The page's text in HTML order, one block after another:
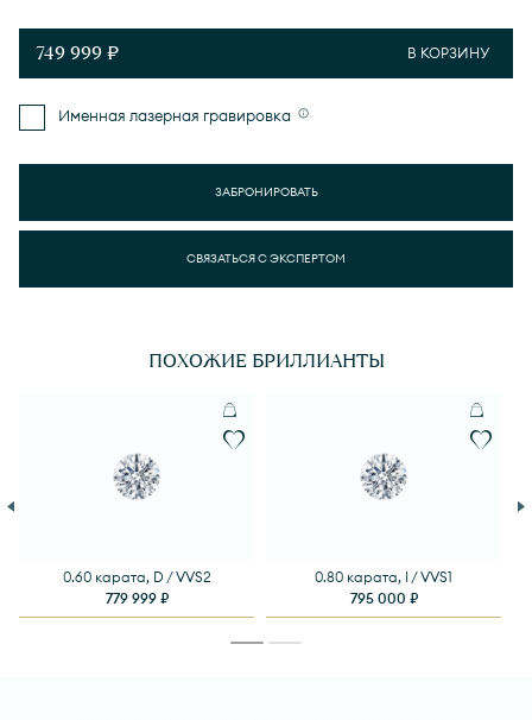
749 999 ₽ В КОРЗИНУ
Именная лазерная гравировка
ЗАБРОНИРОВАТЬ
СВЯЗАТЬСЯ С ЭКСПЕРТОМ
ПОХОЖИЕ БРИЛЛИАНТЫ
0.60 карата, D / VVS2
779 999 ₽
0.80 карата, I / VVS1
795 000 ₽